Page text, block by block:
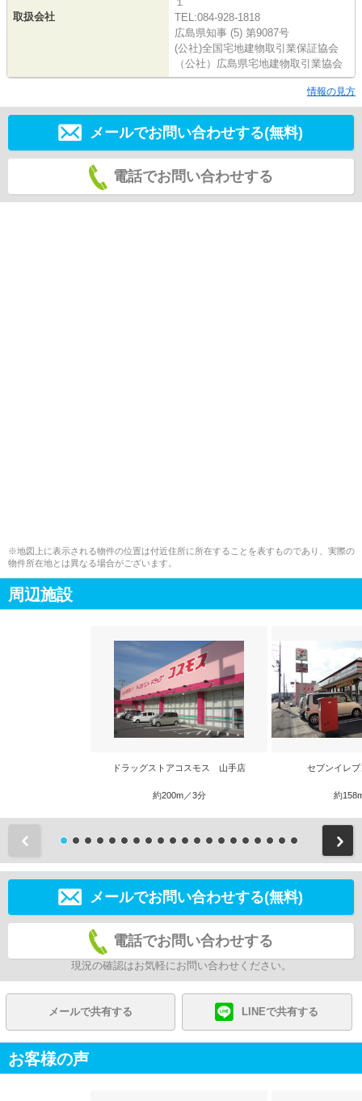
取扱会社
TEL:084-928-1818
広島県知事 (5) 第9087号
(公社)全国宅地建物取引業保証協会
（公社）広島県宅地建物取引業協会
情報の見方
メールでお問い合わせする(無料)
電話でお問い合わせする
※地図上に表示される物件の位置は付近住所に所在することを表すものであり、実際の
物件所在地とは異なる場合がございます。
周辺施設
ドラッグストアコスモス 山手店
約200m／3分
セブンイレ
約
メールでお問い合わせする(無料)
電話でお問い合わせする
現況の確認はお気軽にお問い合わせください。
メールで共有する LINEで共有する
お客様の声